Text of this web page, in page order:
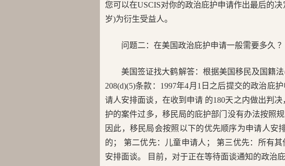
您可以在USCIS对你的政治庇护申请作出最后的
岁)为衍生受益人。
问题二：在美国政治庇护申请一般需要多久 ？
美国签证找大鹤解答：根据美国移民及国籍法
208(d)(5)条款：1997年4月1日之后提交的政治庇
请人安排面谈，在收到申请 的180天之内做出判
护的案件过多，移民局的庇护部门没有办法按照
因此，移民局会按照以下的优先顺序为申请人安
的； 第二优先：儿童申请人； 第三优先：所有
安排面谈。 目前，对于正在等待面谈通知的政治